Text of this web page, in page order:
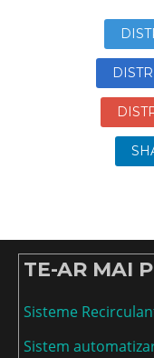
TE-AR MAI
Sisteme
Sistem